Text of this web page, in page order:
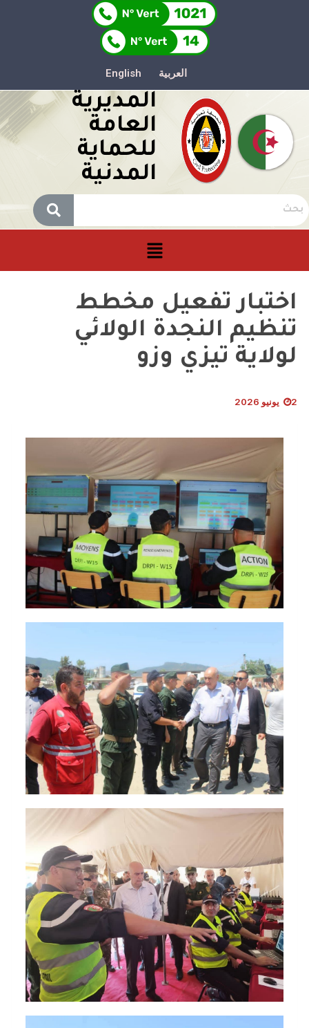
العربية English
المديرية
العامة
للحماية
المدنية
اختبار تفعيل مخطط
تنظيم النجدة الولائي
لولاية تيزي وزو
2 يونيو 2026